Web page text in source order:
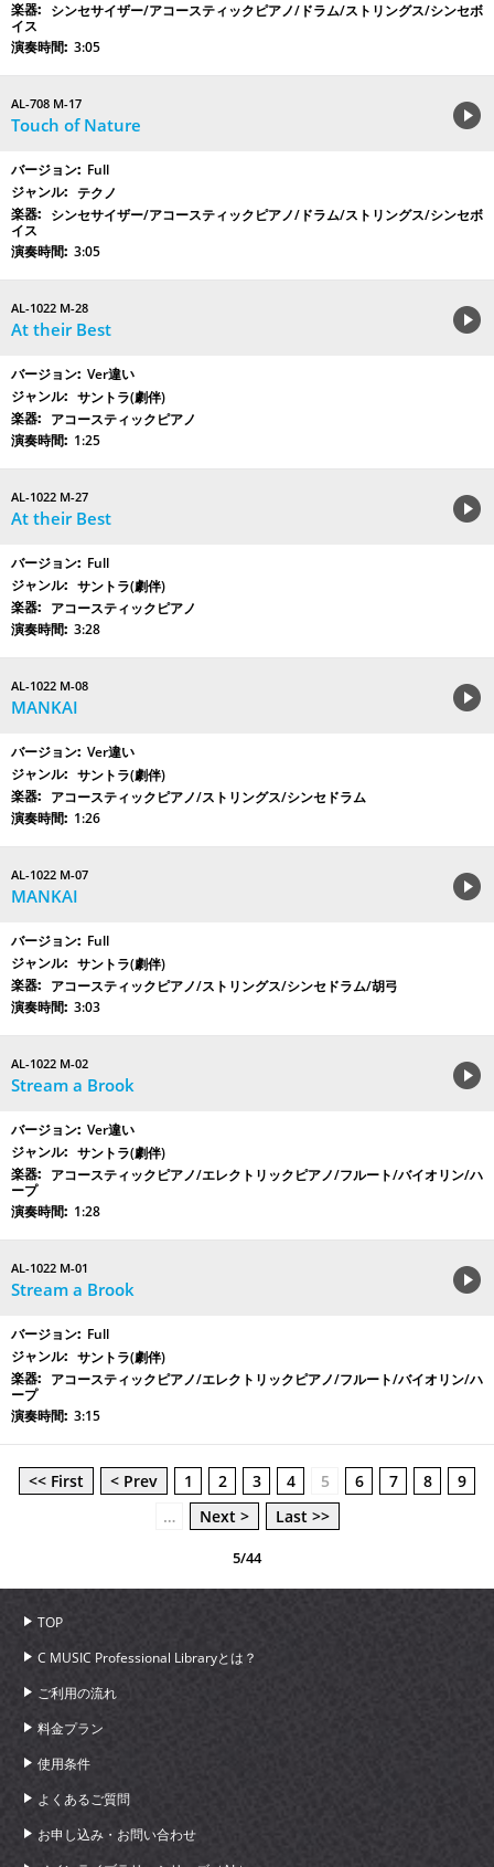
シンセサイザー/アコースティックピアノ/ドラム/ストリングス/シンセボ
イス
3:05
AL-708 M-17
Touch of Nature
Full
テクノ
シンセサイザー/アコースティックピアノ/ドラム/ストリングス/シンセボ
イス
3:05
AL-1022 M-28
At their Best
Ver違い
サントラ(劇伴)
アコースティックピアノ
1:25
AL-1022 M-27
At their Best
Full
サントラ(劇伴)
アコースティックピアノ
3:28
AL-1022 M-08
MANKAI
Ver違い
サントラ(劇伴)
アコースティックピアノ/ストリングス/シンセドラム
1:26
AL-1022 M-07
MANKAI
Full
サントラ(劇伴)
アコースティックピアノ/ストリングス/シンセドラム/胡弓
3:03
AL-1022 M-02
Stream a Brook
Ver違い
サントラ(劇伴)
アコースティックピアノ/エレクトリックピアノ/フルート/バイオリン/ハ
ープ
1:28
AL-1022 M-01
Stream a Brook
Full
サントラ(劇伴)
アコースティックピアノ/エレクトリックピアノ/フルート/バイオリン/ハ
ープ
3:15
<< First < Prev 1 2 3 4 5 6 7 8
9
…
Next > Last >>
5/44
TOP
C MUSIC Professional Libraryとは？
ご利用の流れ
料金プラン
使用条件
よくあるご質問
お申し込み・お問い合わせ